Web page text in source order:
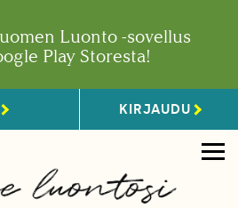
Luonto -sovellus
Play Storesta!
KIRJAUDU